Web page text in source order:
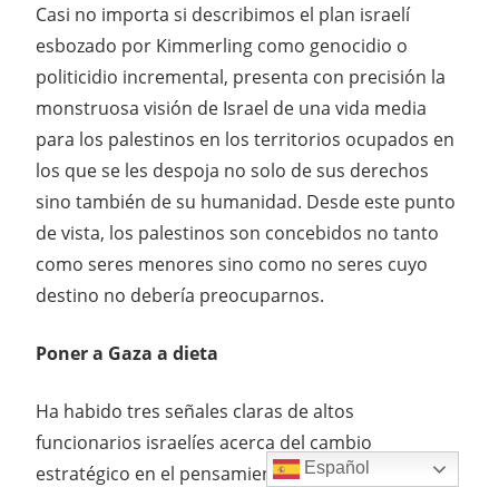
Casi no importa si describimos el plan israelí
esbozado por Kimmerling como genocidio o
politicidio incremental, presenta con precisión la
monstruosa visión de Israel de una vida media
para los palestinos en los territorios ocupados en
los que se les despoja no solo de sus derechos
sino también de su humanidad. Desde este punto
de vista, los palestinos son concebidos no tanto
como seres menores sino como no seres cuyo
destino no debería preocuparnos.
Poner a Gaza a dieta
Ha habido tres señales claras de altos
funcionarios israelíes acerca del cambio
estratégico en el pensamiento sobre Gaza, de
Español